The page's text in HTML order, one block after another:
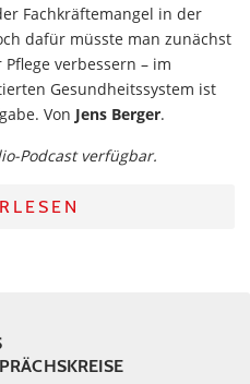
Fachkräftemangel in der
dafür müsste man zunächst
verbessern – im
Gesundheitssystem ist
Von Jens Berger.
Podcast verfügbar.